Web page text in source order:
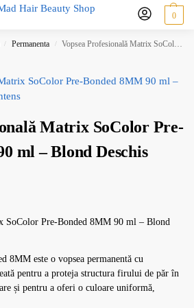
0
/ Permanenta / Vopsea Profesională Matrix SoColor Pre-Bonded 8MM 90 ml – Blond Deschis Mocha Intens
Matrix SoColor Pre-
ml – Blond Deschis
SoColor Pre-Bonded 8MM 90 ml – Blond
8MM este o vopsea permanentă cu
pentru a proteja structura firului de păr în
și pentru a oferi o culoare uniformă,